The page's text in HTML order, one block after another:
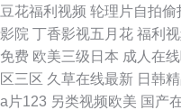
豆花福利视频 轮理片自拍偷
影院 丁香影视五月花 福利
免费 欧美三级日本 成人在
区三区 久草在线最新 日韩
a片123 另类视频欧美 国产